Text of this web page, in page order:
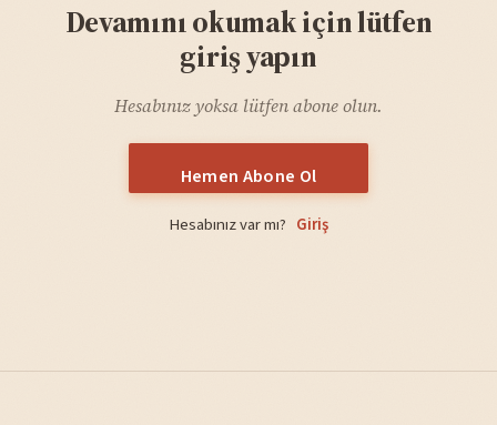
Devamını okumak için lütfen
giriş yapın
Hesabınız yoksa lütfen abone olun.
Hemen Abone Ol
Hesabınız var mı? Giriş